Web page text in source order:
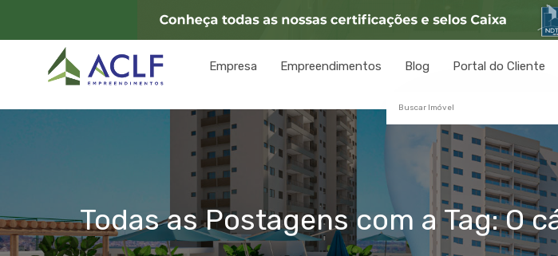
Empresa Empreendimentos Blog Portal do Cliente
Buscar Imóvel
Todas as Postagens com a Tag: O